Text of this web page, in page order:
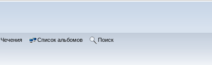
Чечения Список альбомов Поиск